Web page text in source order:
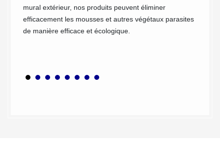
mural extérieur, nos produits peuvent éliminer
efficacement les mousses et autres végétaux parasites
de manière efficace et écologique.